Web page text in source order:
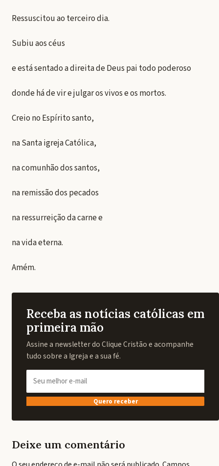
Ressuscitou ao terceiro dia.
Subiu aos céus
e está sentado a direita de Deus pai todo poderoso
donde há de vir e julgar os vivos e os mortos.
Creio no Espírito santo,
na Santa igreja Católica,
na comunhão dos santos,
na remissão dos pecados
na ressurreição da carne e
na vida eterna.
Amém.
Receba as notícias católicas em
primeira mão
Assine a newsletter do Clique Cristão e acompanhe
tudo sobre a Igreja e a sua fé.
Quero receber
Deixe um comentário